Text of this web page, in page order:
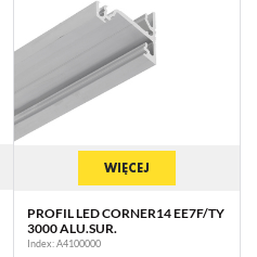
WIĘCEJ
PROFIL LED CORNER14 EE7F/TY
3000 ALU.SUR.
Index: A4100000